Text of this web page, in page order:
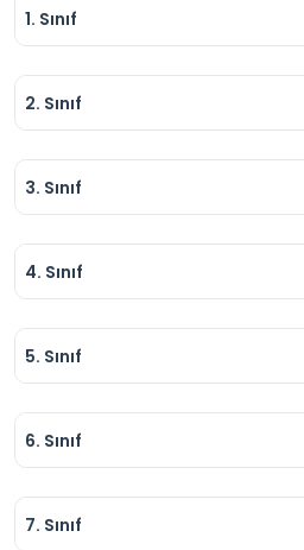
1. Sınıf
2. Sınıf
3. Sınıf
4. Sınıf
5. Sınıf
6. Sınıf
7. Sınıf